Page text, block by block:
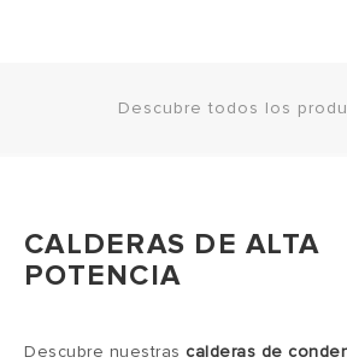
Descubre todos los
CALDERAS DE ALTA
POTENCIA
Descubre nuestras calderas de